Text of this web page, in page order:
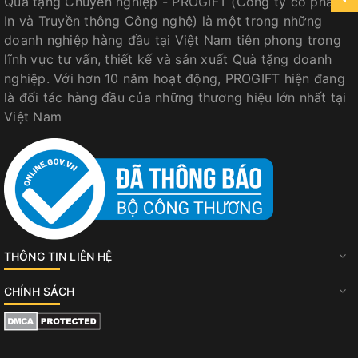
In và Truyền thông Công nghệ) là một trong những
doanh nghiệp hàng đầu tại Việt Nam tiên phong trong
lĩnh vực tư vấn, thiết kế và sản xuất Quà tặng doanh
nghiệp. Với hơn 10 năm hoạt động, PROGIFT hiện đang
là đối tác hàng đầu của những thương hiệu lớn nhất tại
Việt Nam
THÔNG TIN LIÊN HỆ
CHÍNH SÁCH